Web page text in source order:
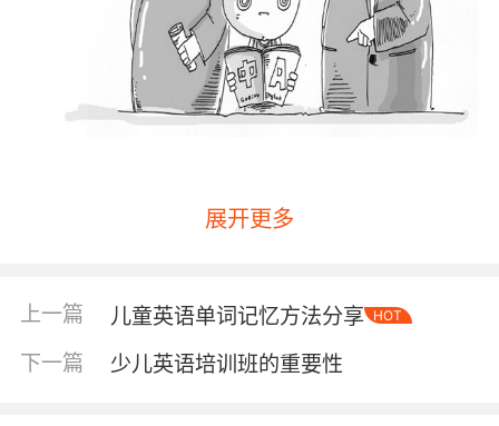
宝宝学英语早教的两点误区
其实国内汉语环境的影响力是非常强大的，所以
根本没有机会去混淆。多国生活经历的孩子可能
会短期混淆，但是后期慢慢就会形成母语系统。
展开更多
上一篇 儿童英语单词记忆方法分享 HOT
下一篇 少儿英语培训班的重要性